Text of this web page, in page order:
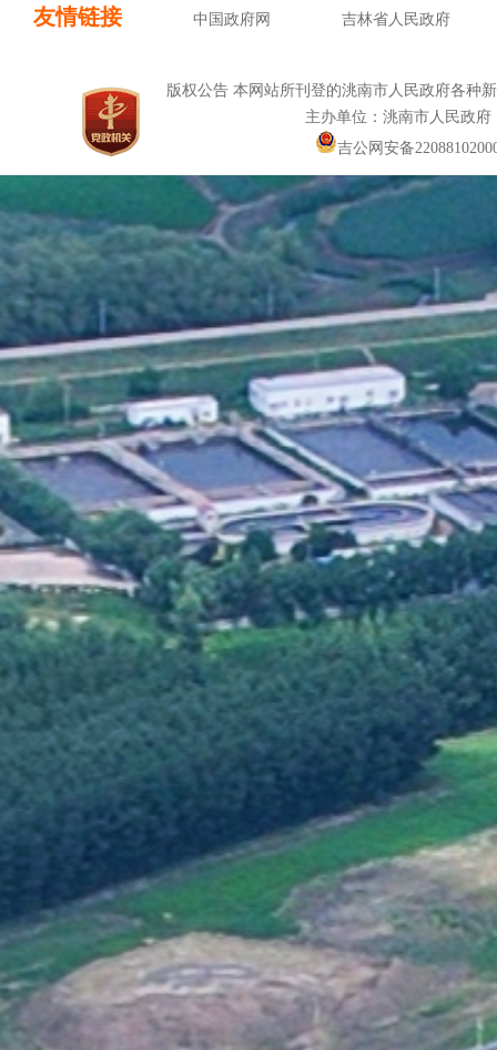
友情链接 中国政府网 吉林省人民政府
版权公告 本网站所刊登的洮南市人民政府各种
主办单位：洮南市人民政
吉公网安备